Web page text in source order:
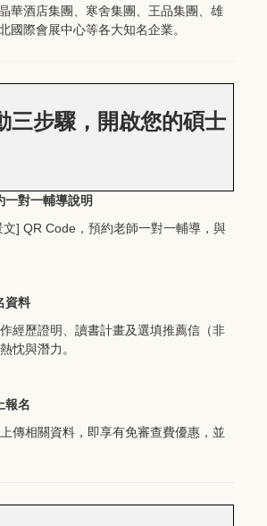
華酒店集團、寒舍集團、王品集團、雄
國際會展中心等各大知名企業。
三步驟，開啟您的碩士
一對一輔導說明
文] QR Code ，預約老師一對一輔導，與
資料
經歷證明、讀書計畫及選填推薦信（非
忱與潛力。
報名
傳相關資料，即享有免審查費優惠，並